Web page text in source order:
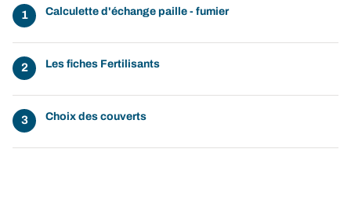
Calculette d'échange paille - fumier
Les fiches Fertilisants
Choix des couverts